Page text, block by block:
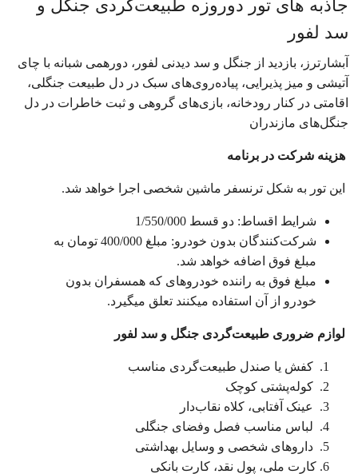
جاذبه های تور دو‌روزه طبیعت‌گردی جنگل و
سد لفور
آبشارترز، بازدید از جنگل و سد دیدنی لفور، دورهمی‌ شبانه با چای
آتیشی و میز پذیرایی، پیاده‌روی‌های سبک در دل طبیعت جنگلی،
اقامتی در کنار رودخانه، بازی‌های گروهی و ثبت خاطرات در دل
جنگل‌های مازندران
هزینه شرکت در برنامه
این تور به شکل ترنسفر ماشین شخصی اجرا خواهد شد.
شرایط اقساط: دو قسط 1/550/000
شرکت‌کنندگان بدون خودرو: مبلغ 400/000 تومان به
مبلغ فوق اضافه خواهد شد.
مبلغ فوق به راننده خودروهای که همسفران بدون
خودرو از آن استفاده میکنند تعلق میگیرد.
لوازم ضروری طبیعت‌گردی جنگل و سد لفور
کفش یا صندل طبیعت‌گردی مناسب
کوله‌پشتی کوچک
عینک آفتابی، کلاه نقاب‌دار
لباس مناسب فصل وفضای جنگلی
داروهای شخصی و وسایل بهداشتی
کارت ملی، پول نقد، کارت بانکی